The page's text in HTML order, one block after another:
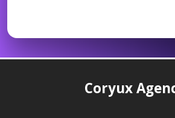
Coryux